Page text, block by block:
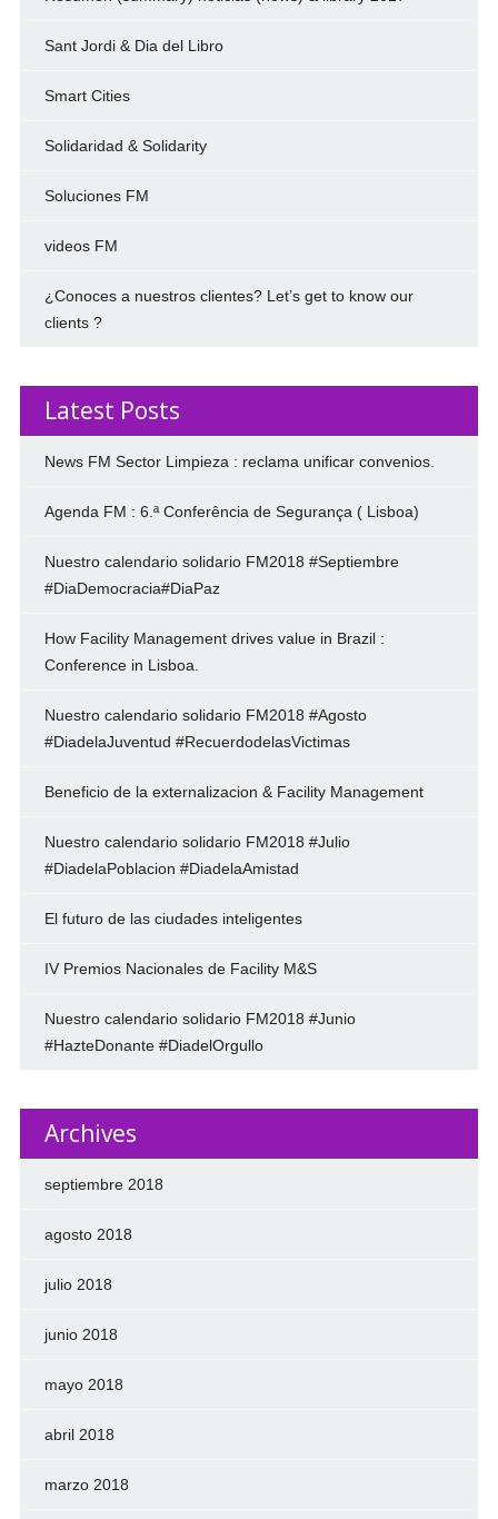
Sant Jordi & Dia del Libro
Smart Cities
Solidaridad & Solidarity
Soluciones FM
videos FM
¿Conoces a nuestros clientes? Let’s get to know our
clients ?
Latest Posts
News FM Sector Limpieza : reclama unificar convenios.
Agenda FM : 6.ª Conferência de Segurança ( Lisboa)
Nuestro calendario solidario FM2018 #Septiembre
#DiaDemocracia#DiaPaz
How Facility Management drives value in Brazil :
Conference in Lisboa.
Nuestro calendario solidario FM2018 #Agosto
#DiadelaJuventud #RecuerdodelasVictimas
Beneficio de la externalizacion & Facility Management
Nuestro calendario solidario FM2018 #Julio
#DiadelaPoblacion #DiadelaAmistad
El futuro de las ciudades inteligentes
IV Premios Nacionales de Facility M&S
Nuestro calendario solidario FM2018 #Junio
#HazteDonante #DiadelOrgullo
Archives
septiembre 2018
agosto 2018
julio 2018
junio 2018
mayo 2018
abril 2018
marzo 2018